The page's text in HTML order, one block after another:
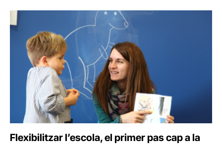
Flexibilitzar l’escola, el primer pas cap a la